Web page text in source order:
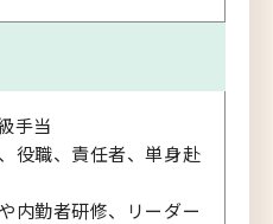
手当
役職、責任者、単身赴
勤者研修、リーダー